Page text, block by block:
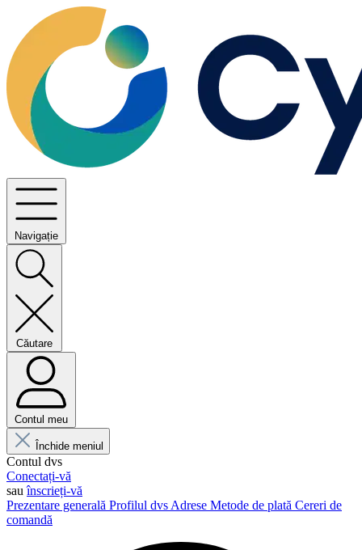
Navigație
Căutare
Contul meu
Închide meniul
Contul dvs
Conectați-vă
sauînscrieți-vă
Prezentare generală Profilul dvs Adrese Metode de plată Cereri de
comandă